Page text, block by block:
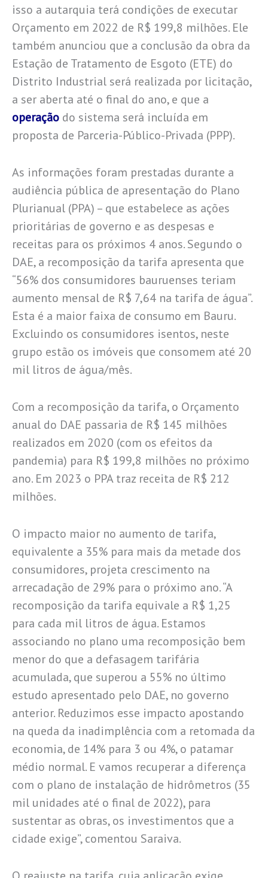
isso a autarquia terá condições de executar
Orçamento em 2022 de R$ 199,8 milhões. Ele
também anunciou que a conclusão da obra da
Estação de Tratamento de Esgoto (ETE) do
Distrito Industrial será realizada por licitação,
a ser aberta até o final do ano, e que a
operação do sistema será incluída em
proposta de Parceria-Público-Privada (PPP).
As informações foram prestadas durante a
audiência pública de apresentação do Plano
Plurianual (PPA) – que estabelece as ações
prioritárias de governo e as despesas e
receitas para os próximos 4 anos. Segundo o
DAE, a recomposição da tarifa apresenta que
“56% dos consumidores bauruenses teriam
aumento mensal de R$ 7,64 na tarifa de água”.
Esta é a maior faixa de consumo em Bauru.
Excluindo os consumidores isentos, neste
grupo estão os imóveis que consomem até 20
mil litros de água/mês.
Com a recomposição da tarifa, o Orçamento
anual do DAE passaria de R$ 145 milhões
realizados em 2020 (com os efeitos da
pandemia) para R$ 199,8 milhões no próximo
ano. Em 2023 o PPA traz receita de R$ 212
milhões.
O impacto maior no aumento de tarifa,
equivalente a 35% para mais da metade dos
consumidores, projeta crescimento na
arrecadação de 29% para o próximo ano. “A
recomposição da tarifa equivale a R$ 1,25
para cada mil litros de água. Estamos
associando no plano uma recomposição bem
menor do que a defasagem tarifária
acumulada, que superou a 55% no último
estudo apresentado pelo DAE, no governo
anterior. Reduzimos esse impacto apostando
na queda da inadimplência com a retomada da
economia, de 14% para 3 ou 4%, o patamar
médio normal. E vamos recuperar a diferença
com o plano de instalação de hidrômetros (35
mil unidades até o final de 2022), para
sustentar as obras, os investimentos que a
cidade exige”, comentou Saraiva.